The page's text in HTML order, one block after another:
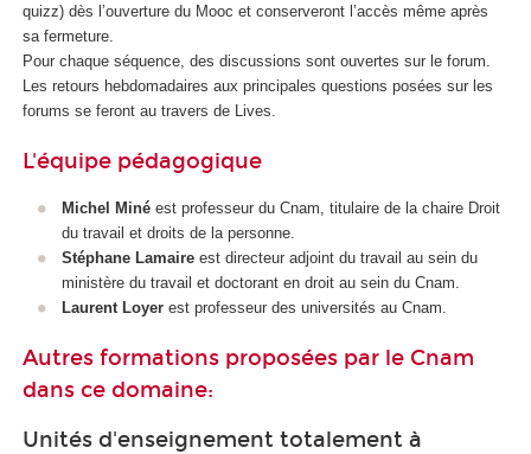
quizz) dès l’ouverture du Mooc et conserveront l’accès même après
sa fermeture.
Pour chaque séquence, des discussions sont ouvertes sur le forum.
Les retours hebdomadaires aux principales questions posées sur les
forums se feront au travers de Lives.
L'équipe pédagogique
Michel Minéest professeur du Cnam, titulaire de la chaire Droit
du travail et droits de la personne.
Stéphane Lamaireest directeur adjoint du travail au sein du
ministère du travail et doctorant en droit au sein du Cnam.
Laurent Loyerest professeur des universités au Cnam.
Autres formations proposées par le Cnam
dans ce domaine:
Unités d'enseignement totalement à